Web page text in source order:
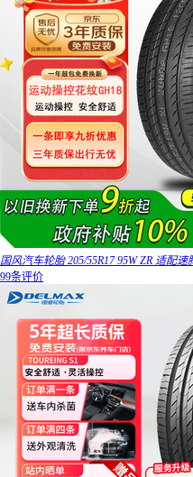
国风汽车轮胎 205/55R17 95W ZR 适配
99条评价